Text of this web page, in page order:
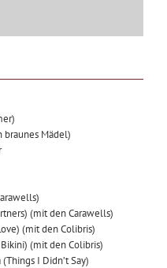
braunes Mädel)
(mit den Carawells)
(mit den Colibris)
(mit den Colibris)
I Didn’t Say)